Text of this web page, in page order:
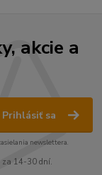
akcie a
Prihlásiť sa
newslettera.
za 14-30 dní.